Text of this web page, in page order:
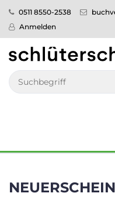
0511 8550-2538
Anmelden
Pflege
Veterinär­
medizin
humboldt
Sale!